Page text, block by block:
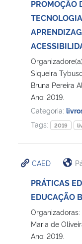
PROMOÇÃO
Siqueira
Bruna Pereira
Ano: 2019.
Categoria:
Tags:
2019
CAED
PRÁTICAS
EDUCAÇÃO
Maria de
Ano: 2019.